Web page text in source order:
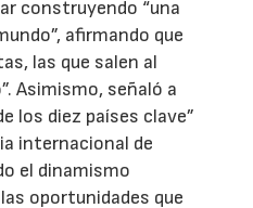
construyendo “una
afirmando que
las que salen al
Asimismo, señaló a
los diez países clave”
internacional de
el dinamismo
oportunidades que